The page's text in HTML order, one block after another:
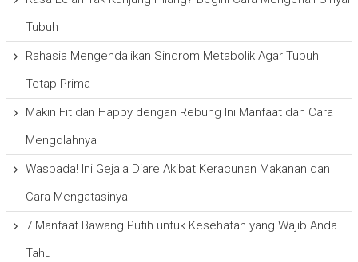
Tubuh
Rahasia Mengendalikan Sindrom Metabolik Agar Tubuh
Tetap Prima
Makin Fit dan Happy dengan Rebung Ini Manfaat dan Cara
Mengolahnya
Waspada! Ini Gejala Diare Akibat Keracunan Makanan dan
Cara Mengatasinya
7 Manfaat Bawang Putih untuk Kesehatan yang Wajib Anda
Tahu